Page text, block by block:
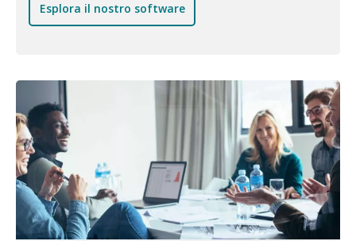
Esplora il nostro software